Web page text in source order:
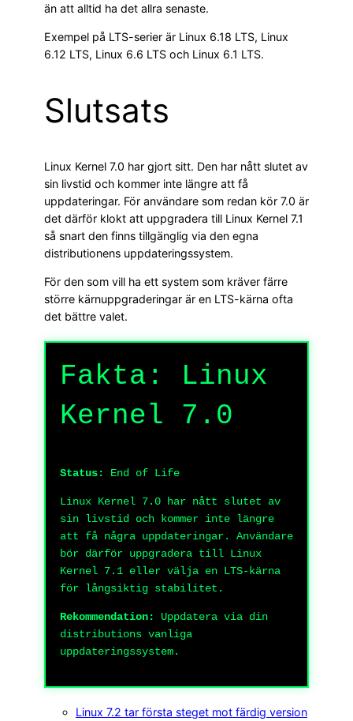
än att alltid ha det allra senaste.
Exempel på LTS-serier är Linux 6.18 LTS, Linux
6.12 LTS, Linux 6.6 LTS och Linux 6.1 LTS.
Slutsats
Linux Kernel 7.0 har gjort sitt. Den har nått slutet av
sin livstid och kommer inte längre att få
uppdateringar. För användare som redan kör 7.0 är
det därför klokt att uppgradera till Linux Kernel 7.1
så snart den finns tillgänglig via den egna
distributionens uppdateringssystem.
För den som vill ha ett system som kräver färre
större kärnuppgraderingar är en LTS-kärna ofta
det bättre valet.
Fakta: Linux
Kernel 7.0
Status: End of Life
Linux Kernel 7.0 har nått slutet av
sin livstid och kommer inte längre
att få några uppdateringar. Användare
bör därför uppgradera till Linux
Kernel 7.1 eller välja en LTS-kärna
för långsiktig stabilitet.
Rekommendation:
Uppdatera via din
distributions vanliga
uppdateringssystem.
Linux 7.2 tar första steget mot färdig version